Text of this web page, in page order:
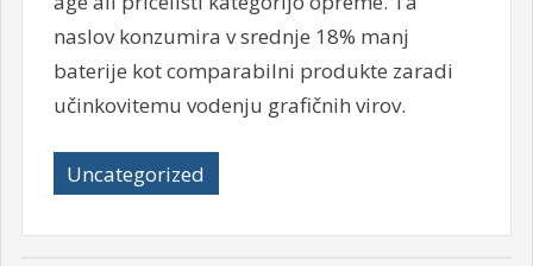
naslov konzumira v srednje 18% manj
baterije kot comparabilni produkte zaradi
učinkovitemu vodenju grafičnih virov.
Uncategorized